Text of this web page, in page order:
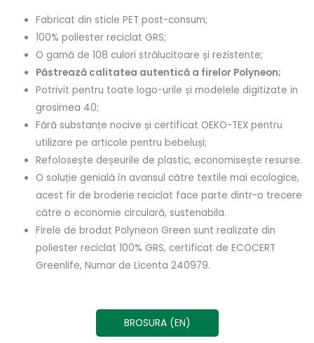
Fabricat din sticle PET post-consum;
100% poliester reciclat GRS;
O gamă de 108 culori strălucitoare și rezistente;
Păstrează calitatea autentică a firelor Polyneon;
Potrivit pentru toate logo-urile și modelele digitizate in
grosimea 40;
Fără substanțe nocive și certificat OEKO-TEX pentru
utilizare pe articole pentru bebeluși;
Refolosește deșeurile de plastic, economisește resurse.
O soluție genială în avansul către textile mai ecologice,
acest fir de broderie reciclat face parte dintr-o trecere
către o economie circulară, sustenabila.
Firele de brodat Polyneon Green sunt realizate din
poliester reciclat 100% GRS, certificat de ECOCERT
Greenlife, Numar de Licenta 240979.
BROSURA (EN)